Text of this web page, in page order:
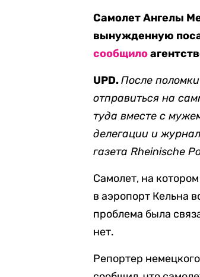
Самолет Ангелы
вынужденную
сообщило
UPD. После
отправиться на
туда вместе с
делегации и
газета Rheinische
Самолет, на
в аэропорт Кельна
проблема была
нет.
Репортер